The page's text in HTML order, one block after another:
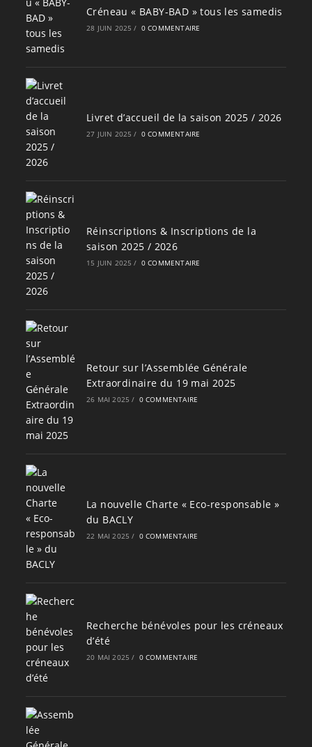
Créneau « BABY-BAD » tous les samedis
28 JUIN 2025 / 0 COMMENTAIRE
Livret d’accueil de la saison 2025 / 2026
27 JUIN 2025 / 0 COMMENTAIRE
Réinscriptions & Inscriptions de la
saison 2025 / 2026
15 JUIN 2025 / 0 COMMENTAIRE
Retour sur l’Assemblée Générale
Extraordinaire du 19 mai 2025
26 MAI 2025 / 0 COMMENTAIRE
La nouvelle Charte « Eco-responsable »
du BACLY
22 MAI 2025 / 0 COMMENTAIRE
Recherche bénévoles pour les créneaux
d’été
20 MAI 2025 / 0 COMMENTAIRE